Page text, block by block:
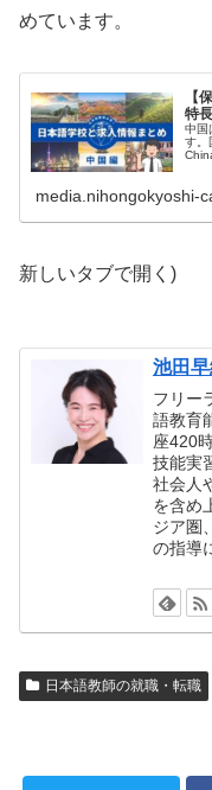
めています。
【
特
中国
す。
media.nihongokyoshi-
新しいタブで開く)
池田
フリー
語教育
座420
技能実
社会人
を含め
ジア圏
の指導
日本語教師の就職・転職